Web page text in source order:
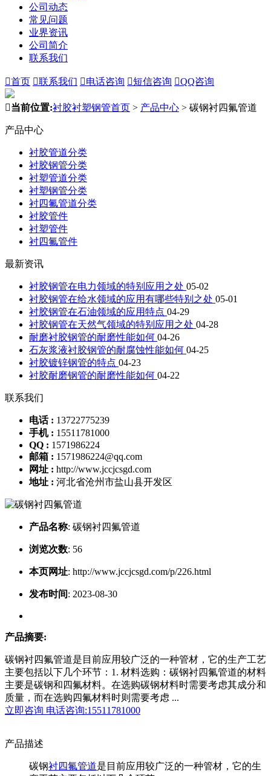
公司动态
常见问题
业界资讯
公司简介
联系我们
首页 联系我们 电话咨询 短信咨询 QQ咨询
当前位置:衬胶衬塑钢管首页 > 产品中心 > 碳钢衬四氟管道
产品中心
衬胶管道分类
衬胶钢管分类
衬塑管道分类
衬塑钢管分类
衬四氟管道分类
衬胶管件
衬塑管件
衬四氟管件
最新资讯
衬胶钢管在电力领域的特别应用之处 05-02
衬胶钢管在给水领域的应用有哪些特别之处 05-01
衬胶钢管在石油领域的应用特点 04-29
衬胶钢管在天然气领域的特别应用之处 04-28
耐磨衬胶钢管的耐磨性能如何 04-26
石灰浆液衬胶钢管的耐腐蚀性能如何 04-25
衬胶镀锌钢管的特点 04-23
衬胶耐磨钢管的耐磨性能如何 04-22
联系我们
电话 : 13722775239
手机 : 15511781000
QQ : 1571986224
邮箱 : 1571986224@qq.com
网址 : http://www.jccjcsgd.com
地址 : 河北省沧州市盐山县开发区
产品名称: 碳钢衬四氟管道
浏览次数: 56
本页网址: http://www.jccjcsgd.com/p/226.html
发布时间: 2023-08-30
产品摘要:
碳钢衬四氟管道是目前应用较广泛的一种管材，它的生产工艺
主要包括以下几个环节：1. 材料选购：碳钢衬四氟管道的材料
主要是碳钢和四氟材料。在选购碳钢材料时需要考虑其成分和
质量，而在选购四氟材料时则需要考虑 ...
立即咨询 电话咨询:15511781000
产品描述
碳钢衬四氟管道是目前应用较广泛的一种管材，它的生